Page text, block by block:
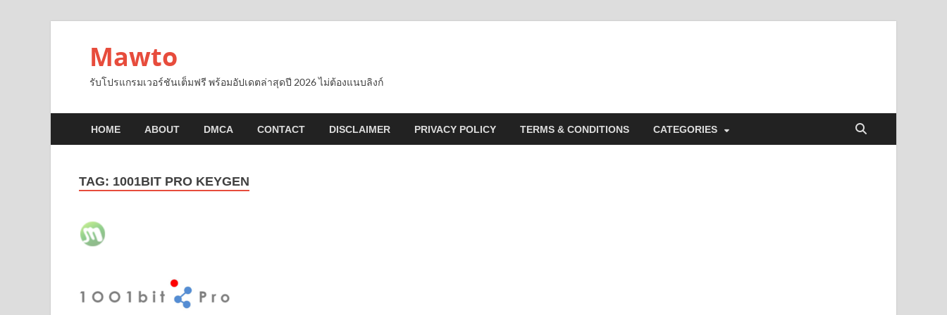
Mawto
รับโปรแกรมเวอร์ชันเต็มฟรี พร้อมอัปเดตล่าสุดปี 2026 ไม่ต้องแนบลิงก์
HOME ABOUT DMCA CONTACT DISCLAIMER PRIVACY POLICY TERMS & CONDITIONS CATEGORIES
TAG: 1001BIT PRO KEYGEN